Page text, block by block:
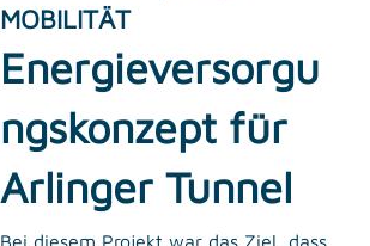
MOBILITÄT
Energieversorgu
ngskonzept für
Arlinger Tunnel